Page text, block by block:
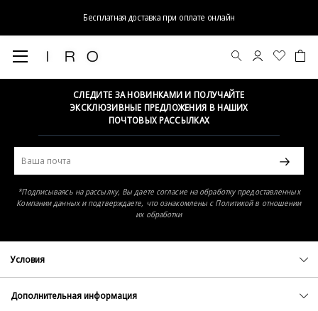
Бесплатная доставка при оплате онлайн
Элемент не найден
СЛЕДИТЕ ЗА НОВИНКАМИ И ПОЛУЧАЙТЕ
ЭКСКЛЮЗИВНЫЕ ПРЕДЛОЖЕНИЯ В НАШИХ
ПОЧТОВЫХ РАССЫЛКАХ
*Подписываясь на рассылку, Вы даете согласие на обработку предоставленных
Компании данных и подтверждаете, что ознакомлены с Политикой в отношении
их обработки
Условия
Политика конфиденциальности
Оферта
Дополнительная информация